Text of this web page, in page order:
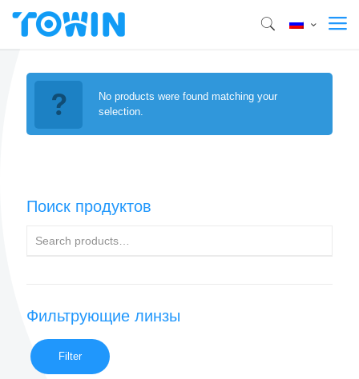
No products were found matching your
selection.
Поиск продуктов
Фильтрующие линзы
Filter